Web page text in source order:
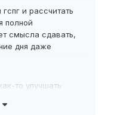
и рассчитать
полной
смысла сдавать,
дня даже
то улучшать